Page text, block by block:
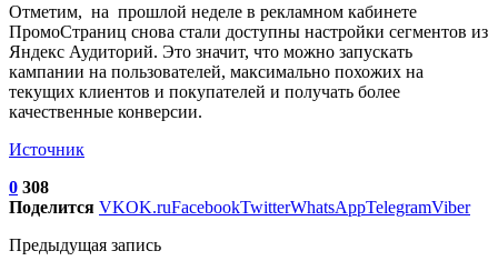
Отметим, на прошлой неделе в рекламном кабинете
ПромоСтраниц снова стали доступны настройки сегментов из
Яндекс Аудиторий. Это значит, что можно запускать
кампании на пользователей, максимально похожих на
текущих клиентов и покупателей и получать более
качественные конверсии.
Источник
0 308
Поделится VKOK.ruFacebookTwitterWhatsAppTelegramViber
Предыдущая запись